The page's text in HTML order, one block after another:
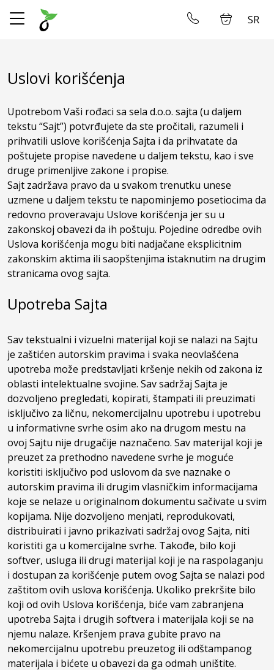
✕
O Nama
Dostava
Restoran
Galerija
Smeštaj
Kontakt
SR
Uslovi korišćenja
Upotrebom Vaši rođaci sa sela d.o.o. sajta (u daljem
tekstu “Sajt”) potvrđujete da ste pročitali, razumeli i
prihvatili uslove korišćenja Sajta i da prihvatate da
poštujete propise navedene u daljem tekstu, kao i sve
druge primenljive zakone i propise.
Sajt zadržava pravo da u svakom trenutku unese
uzmene u daljem tekstu te napominjemo posetiocima da
redovno proveravaju Uslove korišćenja jer su u
zakonskoj obavezi da ih poštuju. Pojedine odredbe ovih
Uslova korišćenja mogu biti nadjačane eksplicitnim
zakonskim aktima ili saopštenjima istaknutim na drugim
stranicama ovog sajta.
Upotreba Sajta
Sav tekstualni i vizuelni materijal koji se nalazi na Sajtu
je zaštićen autorskim pravima i svaka neovlašćena
upotreba može predstavljati kršenje nekih od zakona iz
oblasti intelektualne svojine. Sav sadržaj Sajta je
dozvoljeno pregledati, kopirati, štampati ili preuzimati
isključivo za ličnu, nekomercijalnu upotrebu i upotrebu
u informativne svrhe osim ako na drugom mestu na
ovoj Sajtu nije drugačije naznačeno. Sav materijal koji je
preuzet za prethodno navedene svrhe je moguće
koristiti isključivo pod uslovom da sve naznake o
autorskim pravima ili drugim vlasničkim informacijama
koje se nelaze u originalnom dokumentu sačivate u svim
kopijama. Nije dozvoljeno menjati, reprodukovati,
distribuirati i javno prikazivati sadržaj ovog Sajta, niti
koristiti ga u komercijalne svrhe. Takođe, bilo koji
softver, usluga ili drugi materijal koji je na raspolaganju
i dostupan za korišćenje putem ovog Sajta se nalazi pod
zaštitom ovih uslova korišćenja. Ukoliko prekršite bilo
koji od ovih Uslova korišćenja, biće vam zabranjena
upotreba Sajta i drugih softvera i materijala koji se na
njemu nalaze. Kršenjem prava gubite pravo na
nekomercijalnu upotrebu preuzetog ili odštampanog
materijala i bićete u obavezi da ga odmah uništite.